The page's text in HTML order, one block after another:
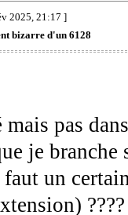
2025, 21:17 ]
bizarre d'un 6128
pas
je branche
un
????